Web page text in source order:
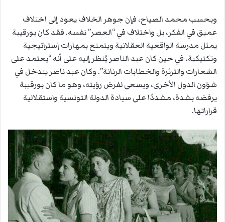
وبحسب محمد الصياح، فإن جوهر الخلاف يعود إلى اختلاف
عميق في الفكر، بل واختلاف في “العصر” نفسه. فقد كان بورقيبة
يمثل مدرسة الواقعية العقلانية ويتمتع بمهارات إستراتيجية
وتكتيكية، في حين كان عبد الناصر يُنظر إليه على أنه “يعتمد على
الشعارات والثرثرة والخطابات الرنانة”. وكان عبد ناصر يتدخل في
شؤون الدول الأخرى، ويسعى لفرض رؤيته، وهو ما كان بورقيبة
يرفضه بشدة، مشددًا على سيادة الدولة التونسية واستقلالية
قراراتها.